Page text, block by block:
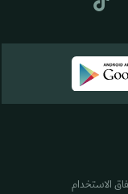
الاستخدام